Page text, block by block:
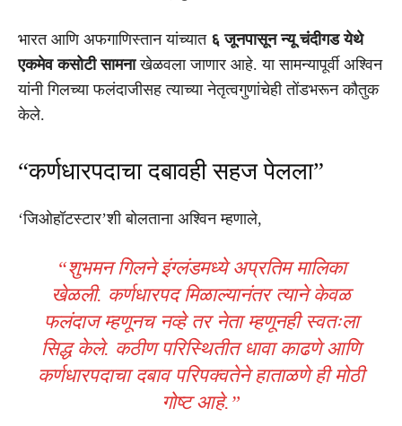
भारत आणि अफगाणिस्तान यांच्यात ६ जूनपासून न्यू चंदीगड येथे
एकमेव कसोटी सामनाखेळवला जाणार आहे. या सामन्यापूर्वी अश्विन
यांनी गिलच्या फलंदाजीसह त्याच्या नेतृत्वगुणांचेही तोंडभरून कौतुक
केले.
“कर्णधारपदाचा दबावही सहज पेलला”
‘जिओहॉटस्टार’शी बोलताना अश्विन म्हणाले,
“शुभमन गिलने इंग्लंडमध्ये अप्रतिम मालिका
खेळली. कर्णधारपद मिळाल्यानंतर त्याने केवळ
फलंदाज म्हणूनच नव्हे तर नेता म्हणूनही स्वतःला
सिद्ध केले. कठीण परिस्थितीत धावा काढणे आणि
कर्णधारपदाचा दबाव परिपक्वतेने हाताळणे ही मोठी
गोष्ट आहे.”